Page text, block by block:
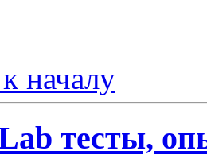
началу
тесты,